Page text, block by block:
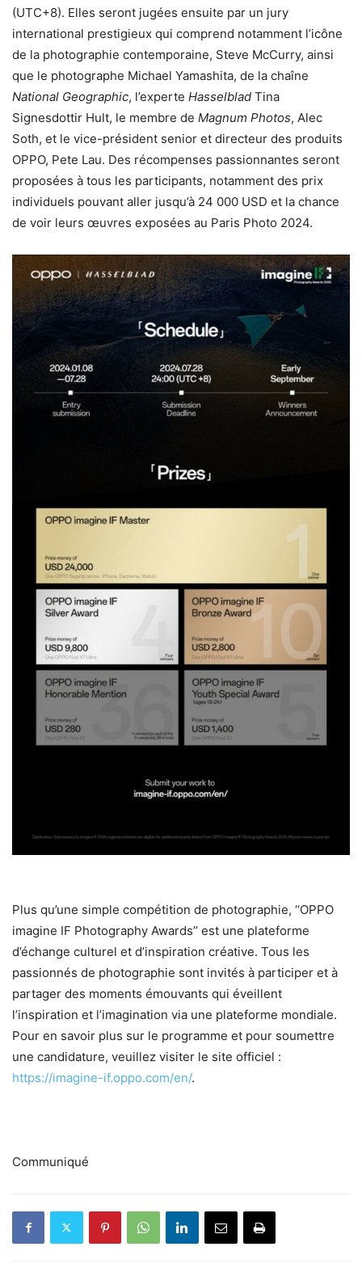
(UTC+8). Elles seront jugées ensuite par un jury
international prestigieux qui comprend notamment l’icône
de la photographie contemporaine, Steve McCurry, ainsi
que le photographe Michael Yamashita, de la chaîne
National Geographic, l’experte Hasselblad Tina
Signesdottir Hult, le membre de Magnum Photos, Alec
Soth, et le vice-président senior et directeur des produits
OPPO, Pete Lau. Des récompenses passionnantes seront
proposées à tous les participants, notamment des prix
individuels pouvant aller jusqu’à 24 000 USD et la chance
de voir leurs œuvres exposées au Paris Photo 2024.
Plus qu’une simple compétition de photographie, ‘‘OPPO
imagine IF Photography Awards’’ est une plateforme
d’échange culturel et d’inspiration créative. Tous les
passionnés de photographie sont invités à participer et à
partager des moments émouvants qui éveillent
l’inspiration et l’imagination via une plateforme mondiale.
Pour en savoir plus sur le programme et pour soumettre
une candidature, veuillez visiter le site officiel :
https://imagine-if.oppo.com/en/.
Communiqué